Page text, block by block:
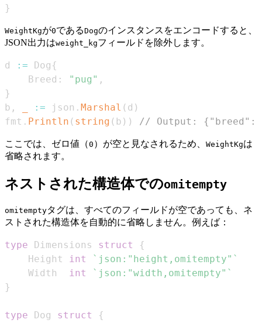
}
WeightKgが0であるDogのインスタンスをエンコードすると、
JSON出力はweight_kgフィールドを除外します。
d := Dog {
    Breed
: "pug" ,
}
b , := json . Marshal ( d )
fmt . Println ( string ( b ) ) // Output:
ここでは、ゼロ値（0 ）が空と見なされるため、 WeightKgは
省略されます。
ネストされた構造体でのomitempty
omitemptyタグは、すべてのフィールドが空であっても、ネ
ストされた構造体を自動的に省略しません。例えば：
type Dimensions struct
{
    Height
int
`json:"height,omitempty"`
    Width
int
`json:"width,omitempty"`
}
type Dog struct
{